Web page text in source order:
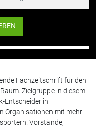
Fachzeitschrift für den
Zielgruppe in diesem
Entscheider in
Organisationen mit mehr
Vorstände,